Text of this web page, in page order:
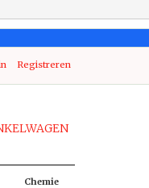
Registreren
Chemie